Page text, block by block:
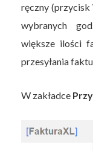
ręczny (przycisk
wybranych
większe ilości
przesyłania
W zakładce